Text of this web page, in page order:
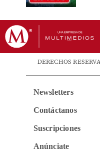
DERECHOS
Newsletters
Contáctanos
Suscripciones
Anúnciate